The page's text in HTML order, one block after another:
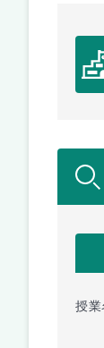
授業